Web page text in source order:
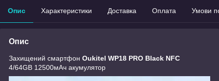
Опис Характеристики Доставка Оплата Умови
Опис
Захищений смартфон Oukitel WP18 PRO Black NFC
4/64GB 12500мАч акумулятор